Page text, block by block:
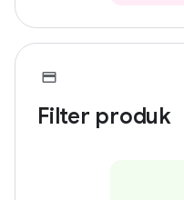
Filter produk